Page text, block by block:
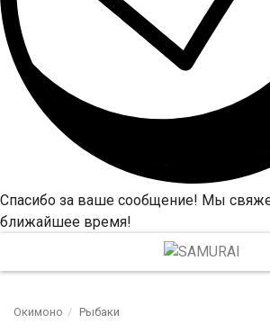
Спасибо за ваше сообщение! Мы
ближайшее время!
Окимоно Рыбаки